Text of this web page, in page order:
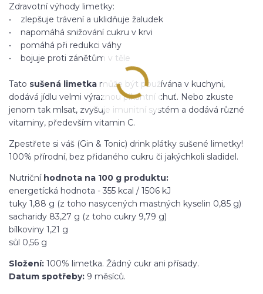
Zdravotní výhody limetky:
• zlepšuje trávení a uklidňuje žaludek
• napomáhá snižování cukru v krvi
• pomáhá při redukci váhy
• bojuje proti zánětům v těle
Tato sušená limetka může být používána v kuchyni,
dodává jídlu velmi výraznou pikantní chuť. Nebo zkuste
jenom tak mlsat, zvyšuje imunitní systém a dodává různé
vitaminy, především vitamin C.
Zpestřete si váš (Gin & Tonic) drink plátky sušené limetky!
100% přírodní, bez přidaného cukru či jakýchkoli sladidel.
Nutriční hodnota na 100 g produktu:
energetícká hodnota - 355 kcal / 1506 kJ
tuky 1,88 g (z toho nasycených mastných kyselin 0,85 g)
sacharidy 83,27 g (z toho cukry 9,79 g)
bílkoviny 1,21 g
sůl 0,56 g
Složení: 100% limetka. Žádný cukr ani přísady.
Datum spotřeby: 9 měsíců.